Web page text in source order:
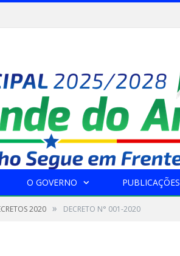
O GOVERNO PUBLICAÇÕES
2020 » DECRETO N° 001-2020